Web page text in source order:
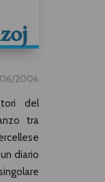
06/2006
del
tra
diario